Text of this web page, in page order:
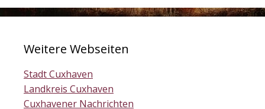
Weitere Webseiten
Stadt Cuxhaven
Landkreis Cuxhaven
Cuxhavener Nachrichten